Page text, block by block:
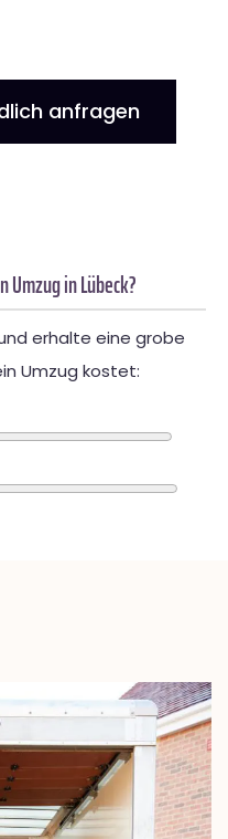
anfragen
Umzug in Lübeck?
erhalte eine grobe
Umzug kostet: